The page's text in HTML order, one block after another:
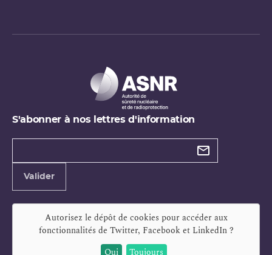
S'abonner à nos lettres d'information
Types de
Valider
Autorisez le dépôt de cookies pour accéder aux
fonctionnalités de Twitter, Facebook et LinkedIn?
Oui
Toujours